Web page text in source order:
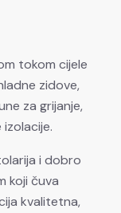
tokom cijele
zidove,
za grijanje,
i dobro
koji čuva
kvalitetna,